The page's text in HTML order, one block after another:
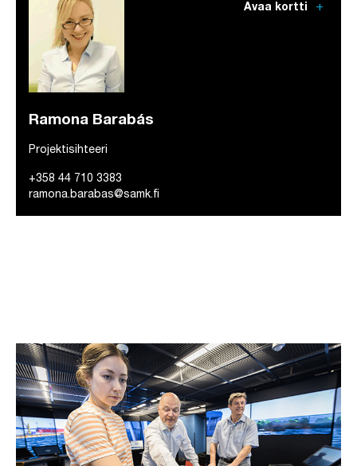
Avaa kortti add
Ramona Barabás
Projektisihteeri
+358 44 710 3383
ramona.barabas@samk.fi